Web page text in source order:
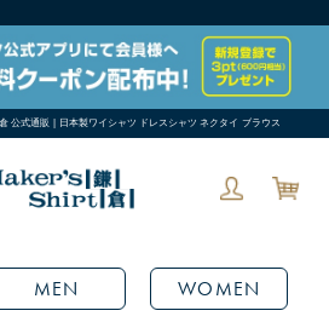
公式通販 | 日本製ワイシャツ ドレスシャツ ネクタイ ブラウス
MEN WOMEN